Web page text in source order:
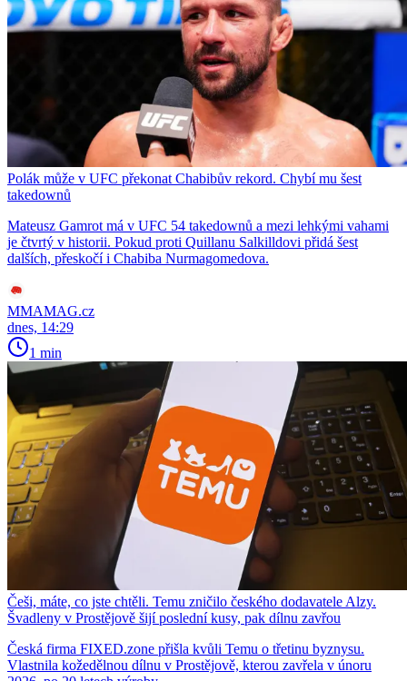
Polák může v UFC překonat Chabibův rekord. Chybí mu šest
takedownů
Mateusz Gamrot má v UFC 54 takedownů a mezi lehkými vahami
je čtvrtý v historii. Pokud proti Quillanu Salkilldovi přidá šest
dalších, přeskočí i Chabiba Nurmagomedova.
MMAMAG.cz
dnes, 14:29
1 min
Češi, máte, co jste chtěli. Temu zničilo českého dodavatele Alzy.
Švadleny v Prostějově šijí poslední kusy, pak dílnu zavřou
Česká firma FIXED.zone přišla kvůli Temu o třetinu byznysu.
Vlastnila kožedělnou dílnu v Prostějově, kterou zavřela v únoru